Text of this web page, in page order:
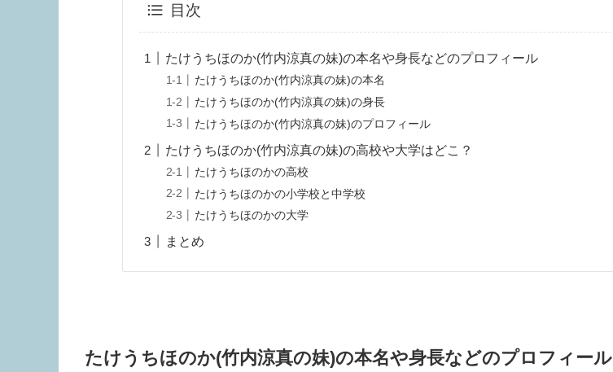
目次
たけうちほのか(竹内涼真の妹)の本名や身長などのプロフィール
たけうちほのか(竹内涼真の妹)の本名
たけうちほのか(竹内涼真の妹)の身長
たけうちほのか(竹内涼真の妹)のプロフィール
たけうちほのか(竹内涼真の妹)の高校や大学はどこ？
たけうちほのかの高校
たけうちほのかの小学校と中学校
たけうちほのかの大学
まとめ
たけうちほのか(竹内涼真の妹)の本名や身長などのプロフィール